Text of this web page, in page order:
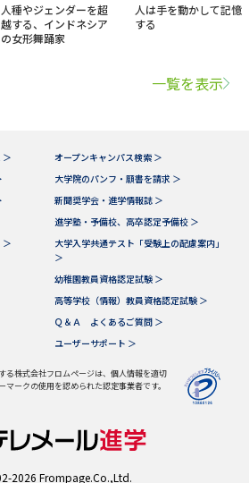
人種やジェンダーを超
越する、インドネシア
の女形舞踊家
人は手を動かして記憶
する
一覧を表示
オープンキャンパス検索 ＞
大学院のパンフ・願書を請求 ＞
新聞奨学会・進学情報誌 ＞
進学塾・予備校、高卒認定予備校 ＞
大学入学共通テスト「受験上の配慮案内」
＞
幼稚園教員資格認定試験 ＞
高等学校（情報）教員資格認定試験 ＞
Ｑ＆Ａ よくあるご質問 ＞
ユーザーサポート ＞
る株式会社フロムページは、個人情報を適切
ークの使用を認められた認定事業者です。
2026 Frompage.Co.,Ltd.